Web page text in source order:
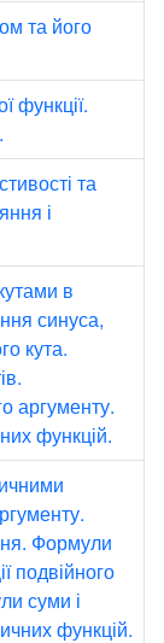
та його
функції.
та
і
в
синуса,
кута.
аргументу.
функцій.
Формули
подвійного
суми і
функцій.